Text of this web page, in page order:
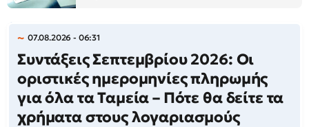
07.08.2026 - 06:31
Συντάξεις Σεπτεμβρίου 2026: Οι
οριστικές ημερομηνίες πληρωμής
για όλα τα Ταμεία – Πότε θα δείτε τα
χρήματα στους λογαριασμούς